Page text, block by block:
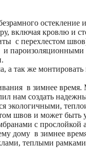
остекление
включая кровлю и
с перехлестом
а так же
в зимнее
нам создать
экологичными,
швов и может быть
с прослойкой
дому в зимнее
теплыми